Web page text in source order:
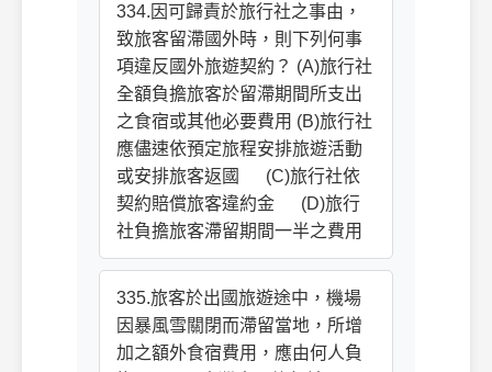
334.因可歸責於旅行社之事由，
致旅客留滯國外時，則下列何事
項違反國外旅遊契約？ (A)旅行社
全額負擔旅客於留滯期間所支出
之食宿或其他必要費用 (B)旅行社
應儘速依預定旅程安排旅遊活動
或安排旅客返國 (C)旅行社依
契約賠償旅客違約金 (D)旅行
社負擔旅客滯留期間一半之費用
335.旅客於出國旅遊途中，機場
因暴風雪關閉而滯留當地，所增
加之額外食宿費用，應由何人負